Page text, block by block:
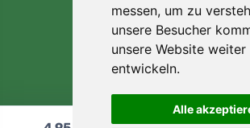
messen, um zu
unsere Besucher
unsere Website weiter
entwickeln.
Alle